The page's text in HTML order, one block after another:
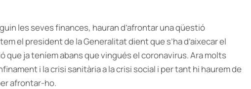
les seves finances, hauran d’afrontar una qüestió
el president de la Generalitat dient que s’ha d’aixecar el
que ja teníem abans que vingués el coronavirus. Ara molts
i la crisi sanitària a la crisi social i per tant hi haurem de
afrontar-ho.